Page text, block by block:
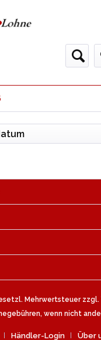
Mehrwertsteuer zzgl.
wenn nicht
Händler-Login Über